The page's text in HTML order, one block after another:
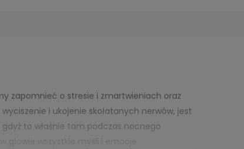
zapomnieć o stresie i zmartwieniach oraz
i ukojenie skołatanych nerwów, jest
to właśnie tam podczas nocnego